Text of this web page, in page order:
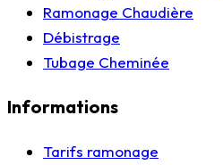
Ramonage Chaudière
Débistrage
Tubage Cheminée
Informations
Tarifs ramonage